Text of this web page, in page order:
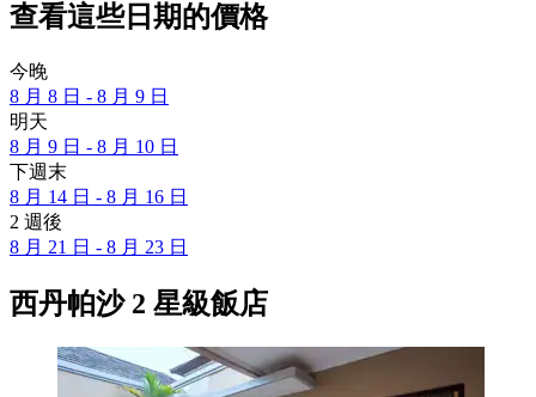
查看這些日期的價格
今晚
8 月 8 日 - 8 月 9 日
明天
8 月 9 日 - 8 月 10 日
下週末
8 月 14 日 - 8 月 16 日
2 週後
8 月 21 日 - 8 月 23 日
西丹帕沙 2 星級飯店